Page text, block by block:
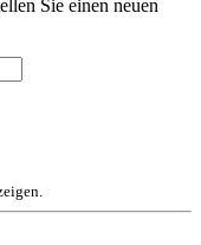
Oberflächen
1
Sie einen neuen